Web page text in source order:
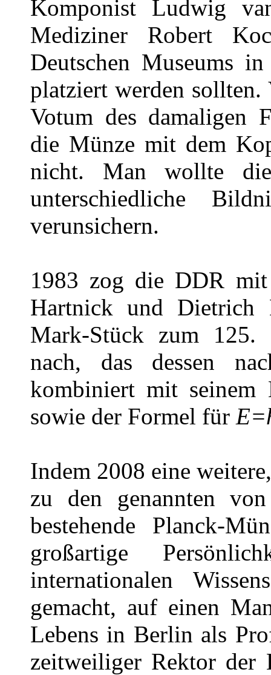
Komponist Ludwig
Mediziner Robert
Deutschen Museums
platziert werden
Votum des damaligen
die Münze mit dem
nicht. Man wollte
unterschiedliche
verunsichern.
1983 zog die DDR
Hartnick und Dietrich
Mark-Stück zum 125.
nach, das dessen
kombiniert mit seinem
sowie der Formel für
Indem 2008 eine
zu den genannten
bestehende Planck-
großartige
internationalen
gemacht, auf einen
Lebens in Berlin als
zeitweiliger Rektor der